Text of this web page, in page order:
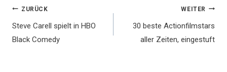
Beitragsnavigation
ZURÜCK
Steve Carell spielt in HBO
Black Comedy
WEITER
30 beste Actionfilmstars
aller Zeiten, eingestuft